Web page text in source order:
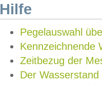
Hilfe
Pegelauswahl
Kennzeichnende
Zeitbezug der
Der Wasserstand